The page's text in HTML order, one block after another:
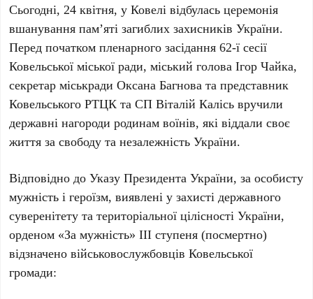
Сьогодні, 24 квітня, у Ковелі відбулась церемонія
вшанування пам’яті загиблих захисників України.
Перед початком пленарного засідання 62-ї сесії
Ковельської міської ради, міський голова Ігор Чайка,
секретар міськради Оксана Багнова та представник
Ковельського РТЦК та СП Віталій Калісь вручили
державні нагороди родинам воїнів, які віддали своє
життя за свободу та незалежність України.
Відповідно до Указу Президента України, за особисту
мужність і героїзм, виявлені у захисті державного
суверенітету та територіальної цілісності України,
орденом «За мужність» ІІІ ступеня (посмертно)
відзначено військовослужбовців Ковельської
громади: